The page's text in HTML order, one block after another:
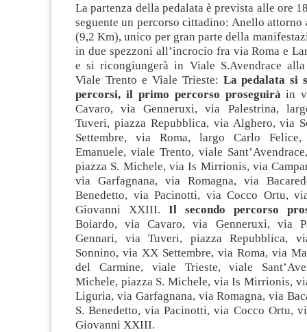
La partenza della pedalata è prevista alle ore
seguente un percorso cittadino: Anello attorno
(9,2 Km), unico per gran parte della
in due spezzoni all’incrocio fra via Roma e
e si ricongiungerà in Viale S.Avendrace
Viale Trento e Viale Trieste: La pedalata si
percorsi, il primo percorso proseguirà in
Cavaro, via Genneruxi, via Palestrina,
Tuveri, piazza Repubblica, via Alghero, via
Settembre, via Roma, largo Carlo
Emanuele, viale Trento, viale
piazza S. Michele, via Is Mirrionis, via
via Garfagnana, via Romagna, via
Benedetto, via Pacinotti, via Cocco Ortu,
Giovanni XXIII. Il secondo percorso
Boiardo, via Cavaro, via Genneruxi, via
Gennari, via Tuveri, piazza Repubblica,
Sonnino, via XX Settembre, via Roma, via
del Carmine, viale Trieste, viale
Michele, piazza S. Michele, via Is Mirrionis,
Liguria, via Garfagnana, via Romagna, via
S. Benedetto, via Pacinotti, via Cocco Ortu,
Giovanni XXIII.